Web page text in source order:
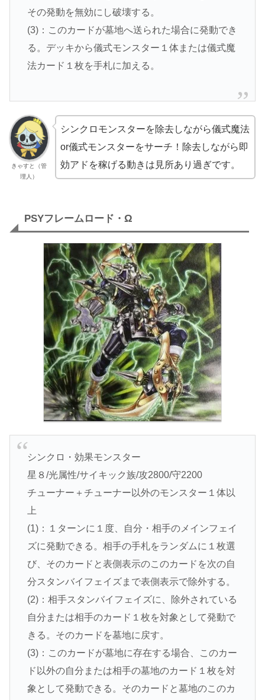
その発動を無効にし破壊する。
(3)：このカードが墓地へ送られた場合に発動でき
る。デッキから儀式モンスター１体または儀式魔
法カード１枚を手札に加える。
きゃすと（管
理人）
シンクロモンスターを除去しながら儀式魔法
or儀式モンスターをサーチ！除去しながら即
効アドを稼げる動きは見所あり過ぎです。
PSYフレームロード・Ω
シンクロ・効果モンスター
星８/光属性/サイキック族/攻2800/守2200
チューナー＋チューナー以外のモンスター１体以
上
(1)：１ターンに１度、自分・相手のメインフェイ
ズに発動できる。相手の手札をランダムに１枚選
び、そのカードと表側表示のこのカードを次の自
分スタンバイフェイズまで表側表示で除外する。
(2)：相手スタンバイフェイズに、除外されている
自分または相手のカード１枚を対象として発動で
きる。そのカードを墓地に戻す。
(3)：このカードが墓地に存在する場合、このカー
ド以外の自分または相手の墓地のカード１枚を対
象として発動できる。そのカードと墓地のこのカ